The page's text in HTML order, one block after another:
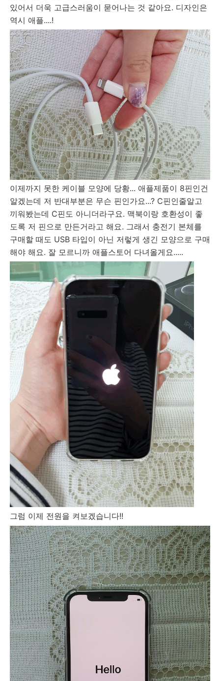
있어서 더욱 고급스러움이 묻어나는 것 같아요. 디자인은
역시 애플....!
이제까지 못한 케이블 모양에 당황... 애플제품이 8핀인건
알겠는데 저 반대부분은 무슨 핀인가요...? C핀인줄알고
끼워봤는데 C핀도 아니더라구요. 맥북이랑 호환성이 좋
도록 저 핀으로 만든거라고 해요. 그래서 충전기 본체를
구매할 때도 USB 타입이 아닌 저렇게 생긴 모양으로 구매
해야 해요. 잘 모르니까 애플스토어 다녀올게요.....
그럼 이제 전원을 켜보겠습니다!!